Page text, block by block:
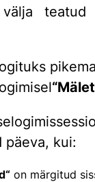
teatud
“
päeva, kui:
on märgitud